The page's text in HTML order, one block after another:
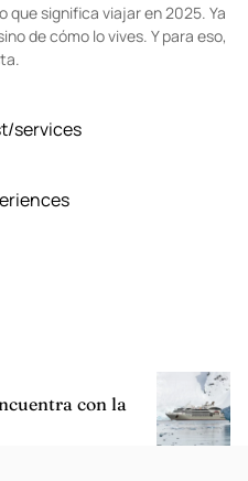
que significa viajar en 2025. Ya
de cómo lo vives. Y para eso,
services
con la